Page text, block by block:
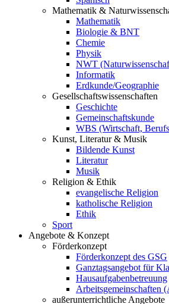
Mathematik &
Mathematik
Biologie & BNT
Chemie
Physik
NWT
Informatik
Erdkunde/Geographie
Gesellschaftswissenschaften
Geschichte
Gemeinschaftskunde
WBS (Wirtschaft,
Kunst, Literatur & Musik
Bildende Kunst
Literatur
Musik
Religion & Ethik
evangelische Religion
katholische Religion
Ethik
Sport
Angebote & Konzept
Förderkonzept
Förderkonzept des GSG
Ganztagsangebot für
Hausaufgabenbetreuung
Arbeitsgemeinschaften
außerunterrichtliche Angebote